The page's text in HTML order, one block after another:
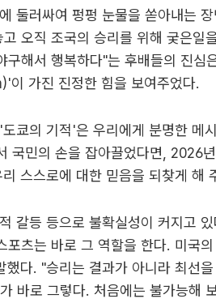
둘러싸여 펑펑 눈물을 쏟아내는
오직 조국의 승리를 위해 궂은일
해서 행복하다"는 후배들의 진심
가진 진정한 힘을 보여주었다.
쿄의 기적'은 우리에게 분명한 메
국민의 손을 잡아끌었다면, 2026
스스로에 대한 믿음을 되찾게 해
갈등 등으로 불확실성이 커지고
포츠는 바로 그 역할을 한다. 미국
다. "승리는 결과가 아니라 최선
바로 그렇다. 처음에는 불가능해